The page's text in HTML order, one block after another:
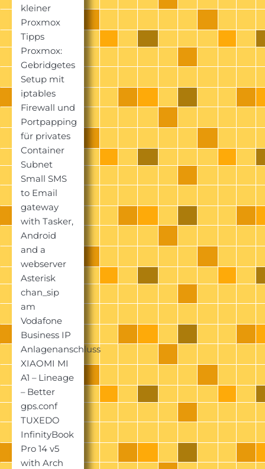
kleiner
Proxmox
Tipps
Proxmox:
Gebridgetes
Setup mit
iptables
Firewall und
Portpapping
für privates
Container
Subnet
Small SMS
to Email
gateway
with Tasker,
Android
and a
webserver
Asterisk
chan_sip
am
Vodafone
Business IP
Anlagenanschluss
XIAOMI MI
A1 – Lineage
– Better
gps.conf
TUXEDO
InfinityBook
Pro 14 v5
with Arch